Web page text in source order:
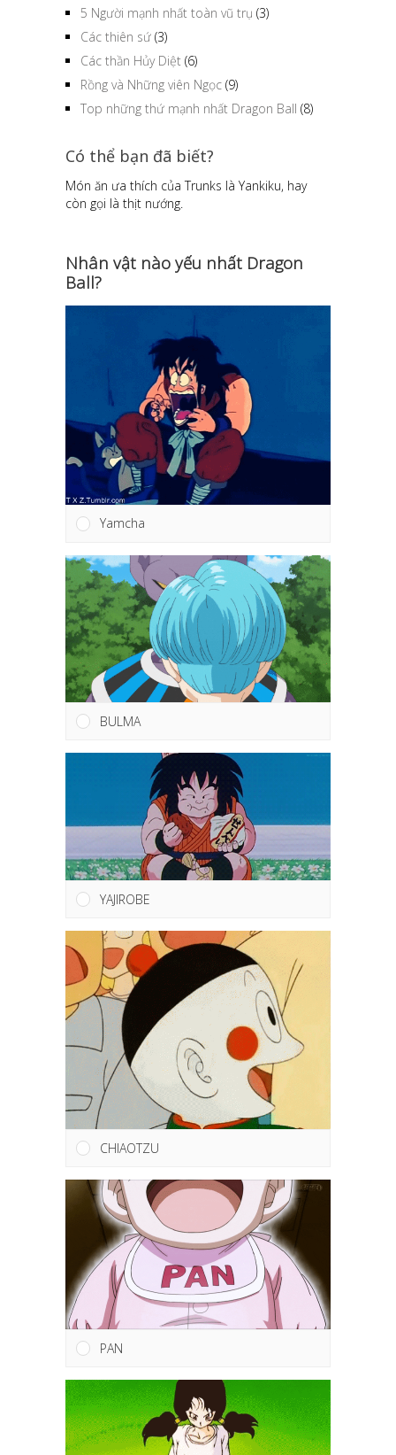
5 Người mạnh nhất toàn vũ trụ (3)
Các thiên sứ (3)
Các thần Hủy Diệt (6)
Rồng và Những viên Ngọc (9)
Top những thứ mạnh nhất Dragon Ball (8)
Có thể bạn đã biết?
Món ăn ưa thích của Trunks là Yankiku, hay
còn gọi là thịt nướng.
Nhân vật nào yếu nhất Dragon
Ball?
Yamcha
BULMA
YAJIROBE
CHIAOTZU
PAN